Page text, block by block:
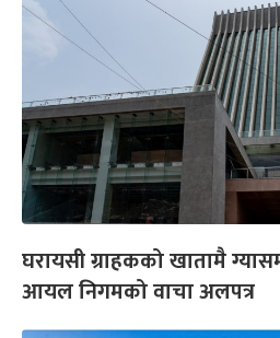
घरायसी ग्राहकको खातामै
आयल निगमको वाचा अलपत्र